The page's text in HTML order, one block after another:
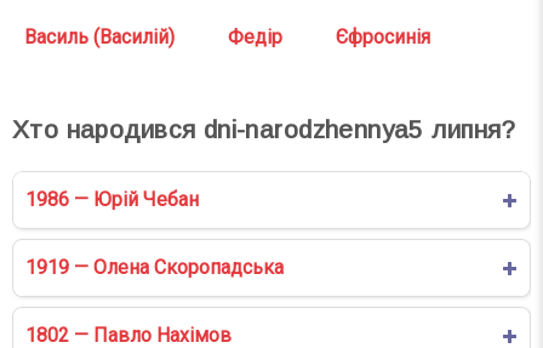
Василь (Василій) Федір Єфросинія
Хто народився dni-narodzhennya5 липня?
1986 — Юрій Чебан
1919 — Олена Скоропадська
1802 — Павло Нахімов